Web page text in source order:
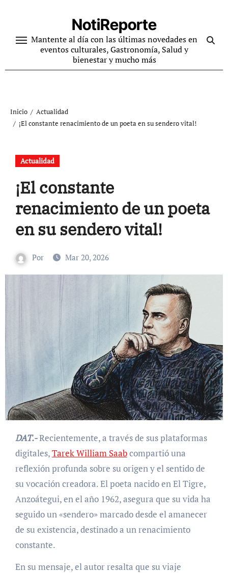
contenido
NotiReporte
Mantente al día con las últimas novedades en
eventos culturales, Gastronomía, Salud y
bienestar y mucho más
Inicio
Actualidad
¡El constante renacimiento de un poeta en su sendero vital!
Actualidad
¡El constante
renacimiento de un poeta
en su sendero vital!
Por Mar 20, 2026
DAT.-Recientemente, a través de sus plataformas
digitales,Tarek William Saabcompartió una
reflexión profunda sobre su origen y el sentido de
su vocación creadora. El poeta nacido en El Tigre,
Anzoátegui, en el año 1962, asegura que su vida ha
seguido un «sendero» marcado desde el amanecer
de su existencia, destinado a un renacimiento
constante.
En su mensaje, el autor resalta que su viaje